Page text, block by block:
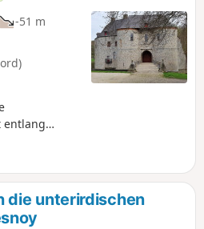
-51 m
entlang
die unterirdischen